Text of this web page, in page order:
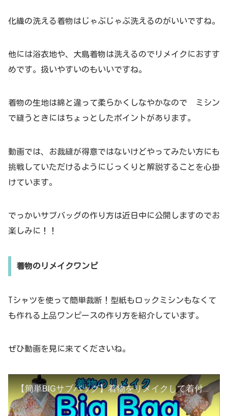
化繊の洗える着物はじゃぶじゃぶ洗えるのがいいですね。
他には浴衣地や、大島着物は洗えるのでリメイクにおすす
めです。扱いやすいのもいいですね。
着物の生地は綿と違って柔らかくしなやかなので ミシン
で縫うときにはちょっとしたポイントがあります。
動画では、お裁縫が得意ではないけどやってみたい方にも
挑戦していただけるようにじっくりと解説することを心掛
けています。
でっかいサブバッグの作り方は近日中に公開しますのでお
楽しみに！！
着物のリメイクワンピ
Tシャツを使って簡単裁断！型紙もロックミシンもなくて
も作れる上品ワンピースの作り方を紹介しています。
ぜひ動画を見に来てくださいね。
【簡単BIGサブバッグ】着物をリメイクして着付けセット全部入る大きいエコバッグを作るよ